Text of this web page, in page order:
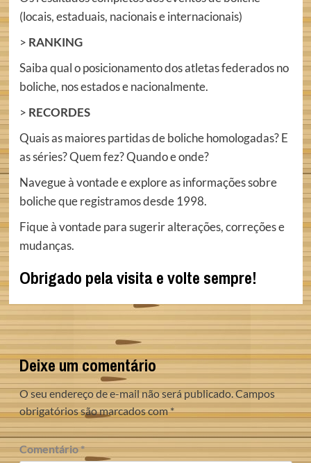
(locais, estaduais, nacionais e internacionais)
> RANKING
Saiba qual o posicionamento dos atletas federados no
boliche, nos estados e nacionalmente.
> RECORDES
Quais as maiores partidas de boliche homologadas? E
as séries? Quem fez? Quando e onde?
Navegue à vontade e explore as informações sobre
boliche que registramos desde 1998.
Fique à vontade para sugerir alterações, correções e
mudanças.
Obrigado pela visita e volte sempre!
Deixe um comentário
O seu endereço de e-mail não será publicado.Campos
obrigatórios são marcados com*
Comentário*